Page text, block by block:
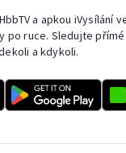
a apkou iVysílání
po ruce. Sledujte
a kdykoli.